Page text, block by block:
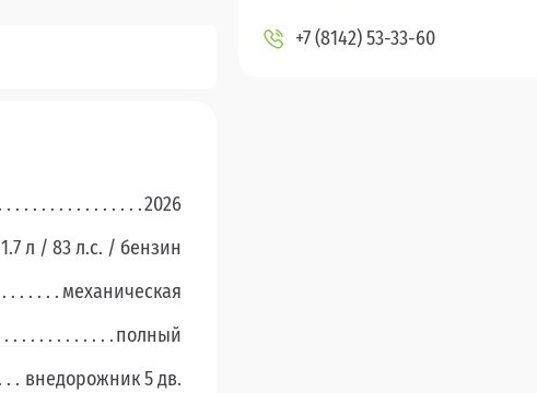
2026
1.7 л / 83 л.c. / бензин
механическая
полный
внедорожник 5 дв.
+7 (8142) 53-33-60